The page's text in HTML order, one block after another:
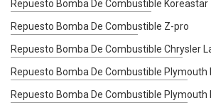
Repuesto Bomba De Combustible Koreastar
Repuesto Bomba De Combustible Z-pro
Repuesto Bomba De Combustible Chrysler
Repuesto Bomba De Combustible Plymouth
Repuesto Bomba De Combustible Plymouth